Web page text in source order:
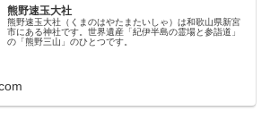
熊野速玉大社
熊野速玉大社（くまのはやたまたいしゃ）は和歌山県新宮
市にある神社です。世界遺産「紀伊半島の霊場と参詣道」
の「熊野三山」のひとつです。